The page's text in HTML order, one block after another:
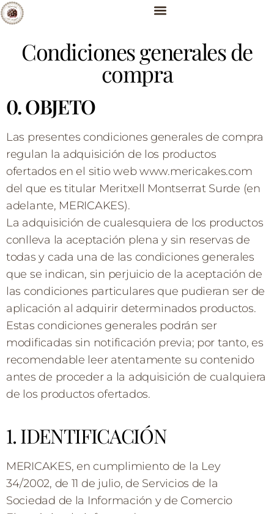
Condiciones generales de
compra
0. OBJETO
Las presentes condiciones generales de compra
regulan la adquisición de los productos
ofertados en el sitio web www.mericakes.com
del que es titular Meritxell Montserrat Surde (en
adelante, MERICAKES).
La adquisición de cualesquiera de los productos
conlleva la aceptación plena y sin reservas de
todas y cada una de las condiciones generales
que se indican, sin perjuicio de la aceptación de
las condiciones particulares que pudieran ser de
aplicación al adquirir determinados productos.
Estas condiciones generales podrán ser
modificadas sin notificación previa; por tanto, es
recomendable leer atentamente su contenido
antes de proceder a la adquisición de cualquiera
de los productos ofertados.
1. IDENTIFICACIÓN
MERICAKES, en cumplimiento de la Ley
34/2002, de 11 de julio, de Servicios de la
Sociedad de la Información y de Comercio